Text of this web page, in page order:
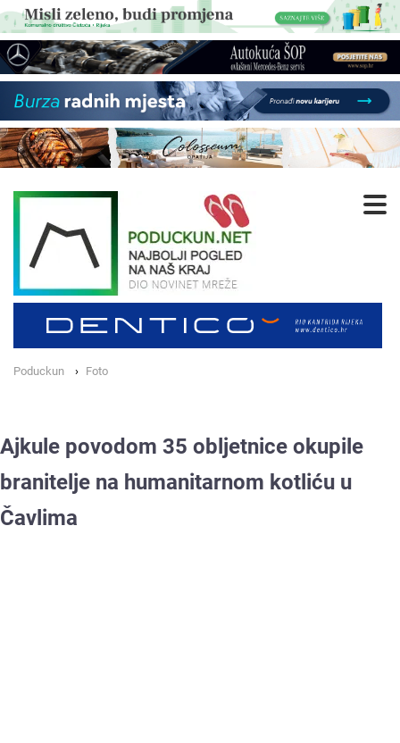
Poduckun Foto
Ajkule povodom 35 obljetnice okupile
branitelje na humanitarnom kotliću u
Čavlima